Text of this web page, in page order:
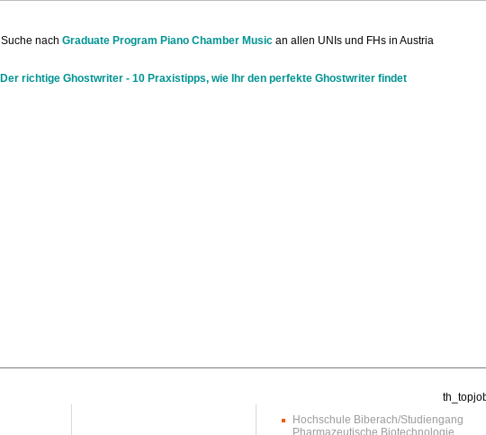
Suche nach Graduate Program Piano Chamber Music an allen UNIs und FHs in Austria
Der richtige Ghostwriter - 10 Praxistipps, wie Ihr den perfekte Ghostwriter findet
Hochschule Biberach/Studiengang
Pharmazeutische Biotechnologie